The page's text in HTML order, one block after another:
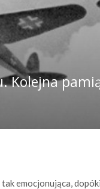
Kolejna
emocjonująca,